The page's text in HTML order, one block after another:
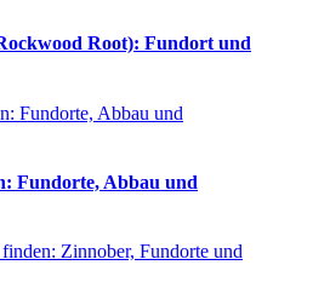
Root): Fundort und
Fundorte, Abbau und